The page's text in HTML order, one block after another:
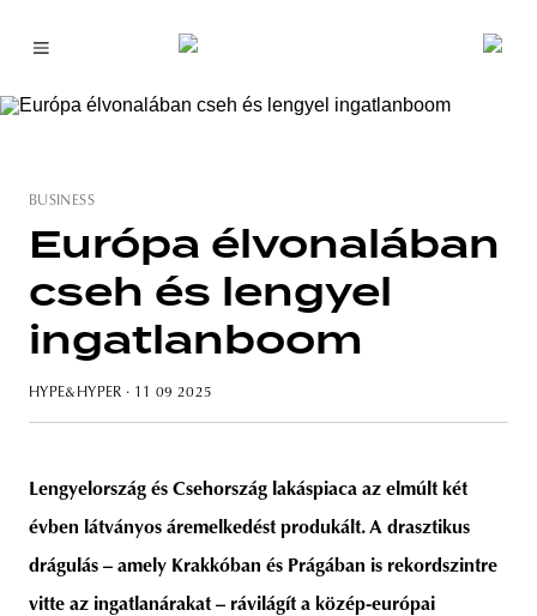
BUSINESS
Európa élvonalában
cseh és lengyel
ingatlanboom
HYPE&HYPER · 11 09 2025
Lengyelország és Csehország lakáspiaca az elmúlt két
évben látványos áremelkedést produkált. A drasztikus
drágulás – amely Krakkóban és Prágában is rekordszintre
vitte az ingatlanárakat – rávilágít a közép-európai